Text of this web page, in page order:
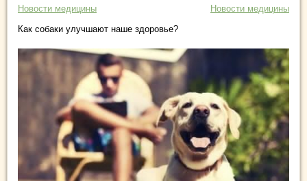
Новости медицины
Новости медицины
Как собаки улучшают наше здоровье?